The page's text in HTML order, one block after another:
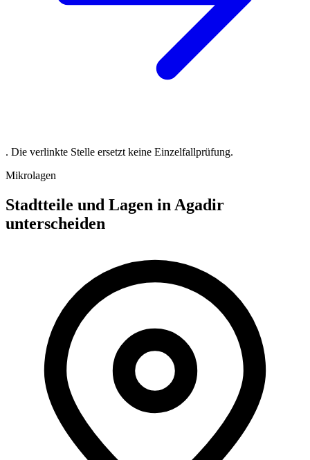
. Die verlinkte Stelle ersetzt keine Einzelfallprüfung.
Mikrolagen
Stadtteile und Lagen in Agadir
unterscheiden